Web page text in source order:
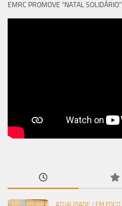
EMRC PROMOVE “NATAL SOLIDÁRIO”